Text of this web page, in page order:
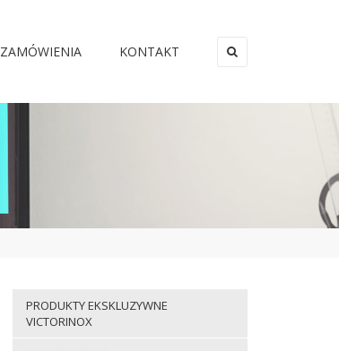
ZAMÓWIENIA KONTAKT
PRODUKTY EKSKLUZYWNE
VICTORINOX